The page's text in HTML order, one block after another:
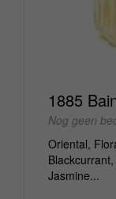
1885
Nog geen
Oriental,
Jasmine...